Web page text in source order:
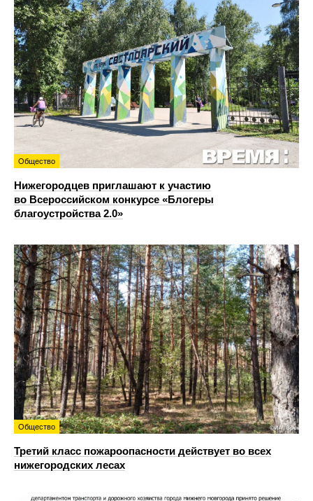
Общество
Нижегородцев приглашают к участию
во Всероссийском конкурсе «Блогеры
благоустройства 2.0»
Общество
Третий класс пожароопасности действует во всех
нижегородских лесах